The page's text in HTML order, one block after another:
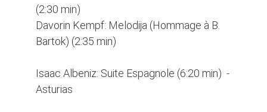
(2:30 min)
Davorin Kempf: Melodija (Hommage à B.
Bartok) (2:35 min)
Isaac Albeniz: Suite Espagnole (6:20 min) -
Asturias